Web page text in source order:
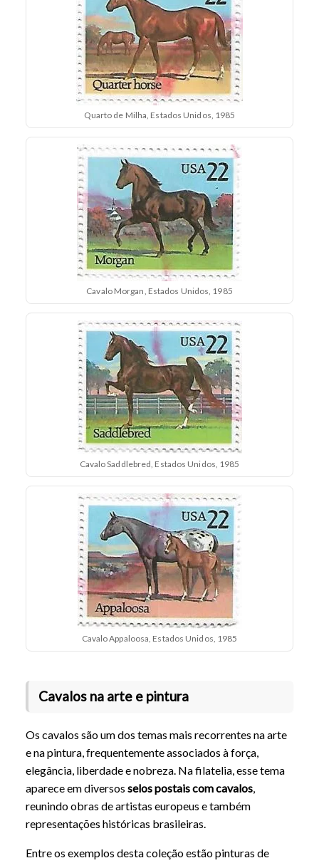
Quarto de Milha, Estados Unidos, 1985
Cavalo Morgan, Estados Unidos, 1985
Cavalo Saddlebred, Estados Unidos, 1985
Cavalo Appaloosa, Estados Unidos, 1985
Cavalos na arte e pintura
Os cavalos são um dos temas mais recorrentes na arte
e na pintura, frequentemente associados à força,
elegância, liberdade e nobreza. Na filatelia, esse tema
aparece em diversos selos postais com cavalos,
reunindo obras de artistas europeus e também
representações históricas brasileiras.
Entre os exemplos desta coleção estão pinturas de